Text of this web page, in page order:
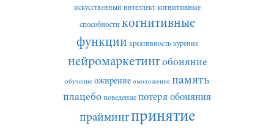
искусственный интеллект когнитивные
способности когнитивные
функции креативность курение
нейромаркетингобоняние
обучение ожирение омоложение память
плацебо поведение потеря обоняния
праймингпринятие